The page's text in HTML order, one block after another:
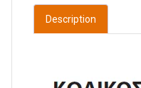
Description